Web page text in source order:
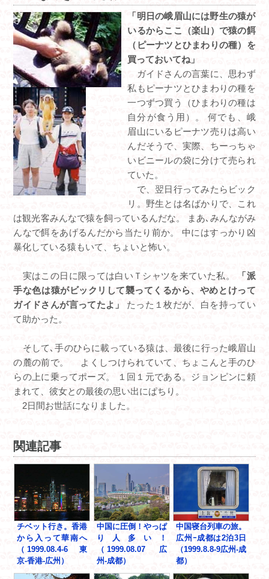
「明日の峨眉山には野生の猿が
いるからここ（楽山）で猿の餌
（ピーナツとひまわりの種）を
買っておいてね」
ガイドさんの言葉に、思わず
私もピーナツとひまわりの種を
一つずつ買う（ひまわりの種は
自分が食う用）。 何でも、峨
眉山にいるピーナツ売りは高い
んだそうで、実際、ちーっちゃ
いビニールの袋に分けて売られ
ていた。
で、翌日行ってみたらビック
リ。野生とは名ばかりで、これ
は観光客みんなで猿を飼っているんだな。 まあ､みんながみ
んなで餌をあげるんだから当たり前か。 中にはすっかり凶
暴化している猿もいて、ちょいと怖い。
実はこの日に限っては白いＴシャツを来ていた私。
「派
手な色は猿がビックリして襲ってくるから、やめとけって
ガイドさんが言ってたよ」
たった１枚だが、白を持ってい
て助かった。
そして､手のひらに載っている猿は、最後に行った峨眉山
の麓の前で。 よくしつけられていて、ちょこんと手のひ
らの上に乗ってポーズ。 １回１元である。ジョンピンに頼
まれて、彼女との最後の思い出にぱちり。
2日間お世話になりました。
関連記事
チベット行き。香港
から入って華南へ
（1999.08.4-6 東
京-香港-広州）
中国に圧倒！やっぱ
り人多い！
（1999.08.07 広
州-成都）
中国寝台列車の旅。
広州ｰ成都は2泊3日
（1999.8.8-9広州-成
都）